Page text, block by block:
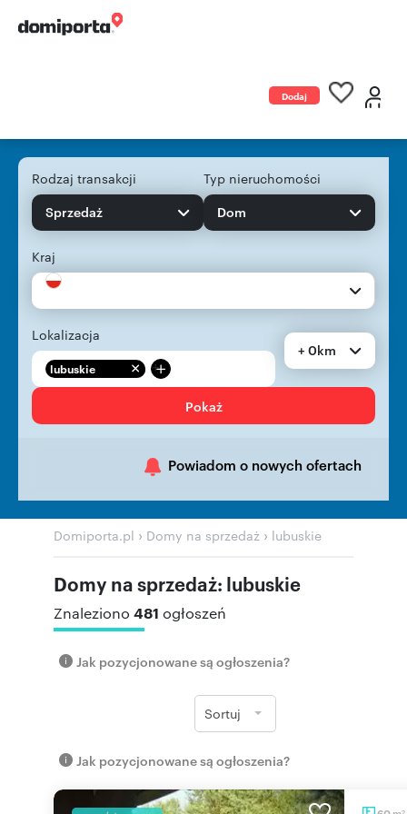
Dodaj
Rodzaj transakcji
Sprzedaż
Typ nieruchomości
Dom
Kraj
Lokalizacja
lubuskie +
+ 0km
Pokaż
Powiadom o nowych ofertach
Domiporta.pl › Domy na sprzedaż › lubuskie
Domy na sprzedaż: lubuskie
Znaleziono 481 ogłoszeń
Jak pozycjonowane są ogłoszenia?
Sortuj
Jak pozycjonowane są ogłoszenia?